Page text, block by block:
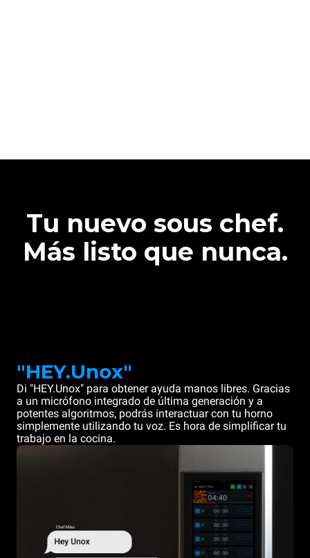
Tu nuevo sous chef.
Más listo que nunca.
"HEY.Unox"
Di "HEY.Unox" para obtener ayuda manos libres. Gracias
a un micrófono integrado de última generación y a
potentes algoritmos, podrás interactuar con tu horno
simplemente utilizando tu voz. Es hora de simplificar tu
trabajo en la cocina.